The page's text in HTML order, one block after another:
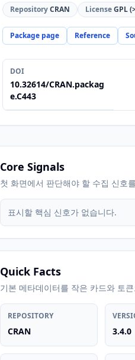
RepositoryCRAN LicenseGPL
Package page Reference
DOI
10.32614/CRAN.packag
e.C443
Core Signals
첫 화면에서 판단해야 할 수집 신호
표시할 핵심 신호가 없습니다.
Quick Facts
기본 메타데이터를 작은 카드와 토
REPOSITORY
CRAN 3.4.0